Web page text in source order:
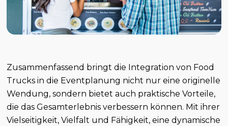
Zusammenfassend bringt die Integration von Food
Trucks in die Eventplanung nicht nur eine originelle
Wendung, sondern bietet auch praktische Vorteile,
die das Gesamterlebnis verbessern können. Mit ihrer
Vielseitigkeit, Vielfalt und Fähigkeit, eine dynamische